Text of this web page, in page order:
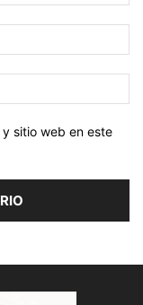
sitio web en este